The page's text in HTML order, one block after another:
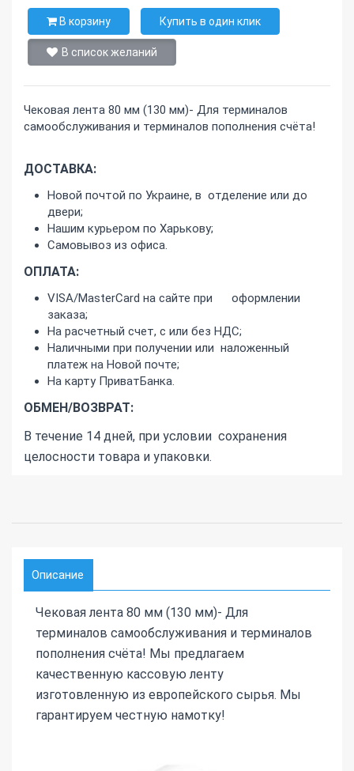
В корзину Купить в один клик
В список желаний
Чековая лента 80 мм (130 мм)- Для терминалов
самообслуживания и терминалов пополнения счёта!
ДОСТАВКА:
Новой почтой по Украине, в отделение или до
двери;
Нашим курьером по Харькову;
Самовывоз из офиса.
ОПЛАТА:
VISA/MasterCard на сайте при оформлении
заказа;
На расчетный счет, с или без НДС;
Наличными при получении или наложенный
платеж на Новой почте;
На карту ПриватБанка.
ОБМЕН/ВОЗВРАТ:
В течение 14 дней, при условии сохранения
целосности товара и упаковки.
Описание
Чековая лента 80 мм (130 мм)- Для
терминалов самообслуживания и терминалов
пополнения счёта! Мы предлагаем
качественную кассовую ленту
изготовленную из европейского сырья. Мы
гарантируем честную намотку!